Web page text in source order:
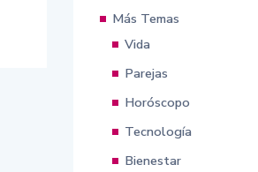
Más Temas
Vida
Parejas
Horóscopo
Tecnología
Bienestar